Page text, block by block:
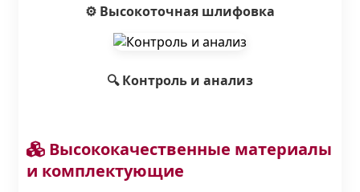
⚙️ Высокоточная шлифовка
🔍 Контроль и анализ
Высококачественные материалы
и комплектующие